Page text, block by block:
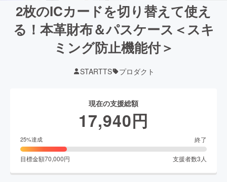
2枚のICカードを切り替えて使え
る！本革財布＆パスケース＜スキ
ミング防止機能付＞
STARTTS プロダクト
現在の支援総額
17,940円
25%達成 終了
目標金額70,000円 支援者数3 人